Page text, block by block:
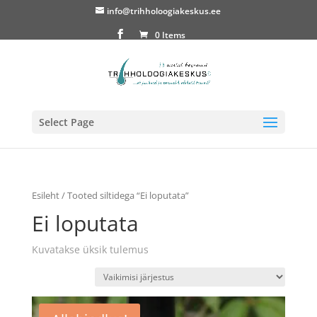
info@trihholoogiakeskus.ee
0 Items
Select Page
Esileht/ Tooted siltidega “Ei loputata”
Ei loputata
Kuvatakse üksik tulemus